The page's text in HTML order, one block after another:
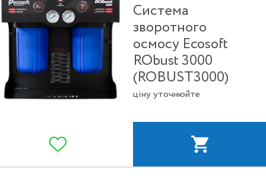
Система
зворотного
осмосу Ecosoft
RObust 3000
(ROBUST3000)
ціну уточнюйте